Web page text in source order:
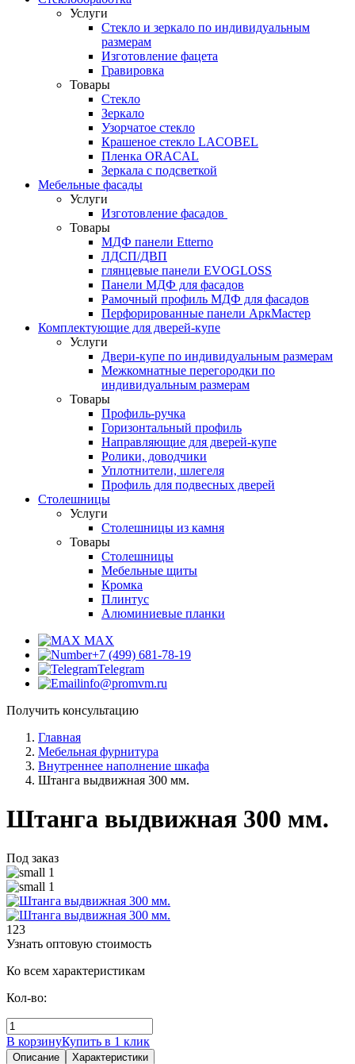
Услуги
Стекло и зеркало по индивидуальным
размерам
Изготовление фацета
Гравировка
Товары
Стекло
Зеркало
Узорчатое стекло
Крашеное стекло LACOBEL
Пленка ORACAL
Зеркала с подсветкой
Мебельные фасады
Услуги
Изготовление фасадов
Товары
МДФ панели Etterno
ЛДСП/ДВП
глянцевые панели EVOGLOSS
Панели МДФ для фасадов
Рамочный профиль МДФ для фасадов
Перфорированные панели АркМастер
Комплектующие для дверей-купе
Услуги
Двери-купе по индивидуальным размерам
Межкомнатные перегородки по
индивидуальным размерам
Товары
Профиль-ручка
Горизонтальный профиль
Направляющие для дверей-купе
Ролики, доводчики
Уплотнители, шлегеля
Профиль для подвесных дверей
Столешницы
Услуги
Столешницы из камня
Товары
Столешницы
Мебельные щиты
Кромка
Плинтус
Алюминиевые планки
MAX
+7 (499) 681-78-19
Telegram
info@promvm.ru
Получить консультацию
Главная
Мебельная фурнитура
Внутреннее наполнение шкафа
Штанга выдвижная 300 мм.
Штанга выдвижная 300 мм.
Под заказ
123
Узнать оптовую стоимость
Ко всем характеристикам
Кол-во:
В корзинуКупить в 1 клик
Описание Характеристики